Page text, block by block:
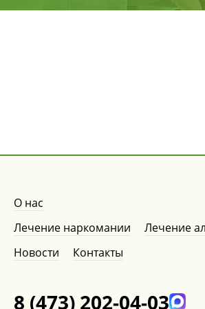
О нас
Лечение наркомании
Лечение
Новости
Контакты
8 (473) 202-04-03